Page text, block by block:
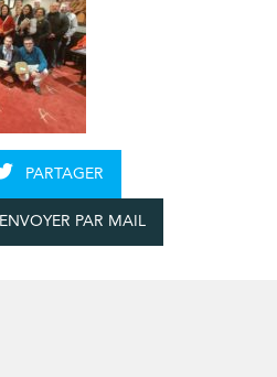
PARTAGER
ENVOYER PAR MAIL